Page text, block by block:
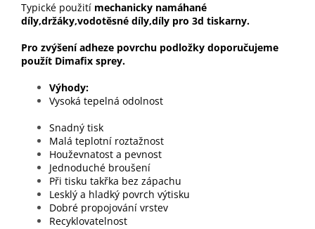
Typické použití mechanicky namáhané
díly,držáky,vodotěsné díly,díly pro 3d tiskarny.
Pro zvýšení adheze povrchu podložky doporučujeme
použít Dimafix sprey.
Vysoká tepelná odolnost
Snadný tisk
Malá teplotní roztažnost
Houževnatost a pevnost
Jednoduché broušení
Při tisku takřka bez zápachu
Lesklý a hladký povrch výtisku
Dobré propojování vrstev
Recyklovatelnost